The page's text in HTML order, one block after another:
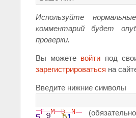
Используйте
комментарий будет
проверки.
Вы можете войти под
зарегистрироваться на
Введите нижние символы